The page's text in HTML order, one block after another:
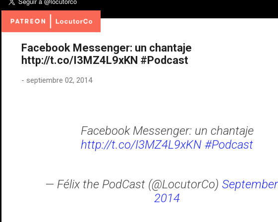
Facebook Messenger: un chantaje
http://t.co/I3MZ4L9xKN #Podcast
- septiembre 02, 2014
Facebook Messenger: un chantaje
http://t.co/I3MZ4L9xKN #Podcast
— Félix the PodCast (@LocutorCo)
2014